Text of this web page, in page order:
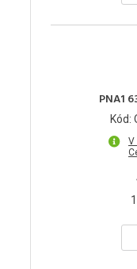
PNA1
Kód:
V